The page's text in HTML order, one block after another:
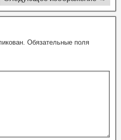
Обязательные поля